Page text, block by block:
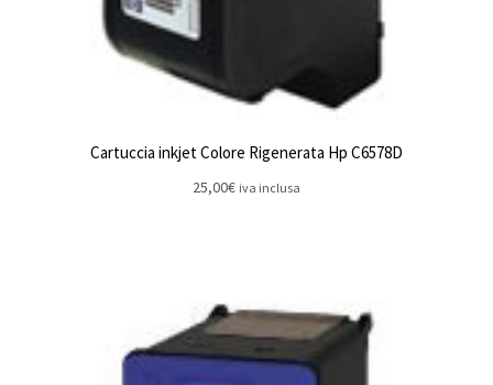
Cartuccia inkjet Colore Rigenerata Hp C6578D
25,00€ iva inclusa